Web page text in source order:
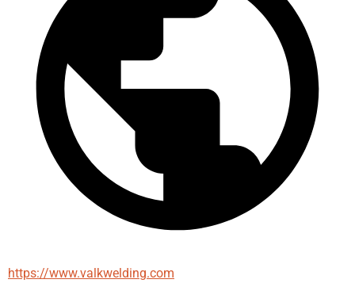
https://www.valkwelding.com